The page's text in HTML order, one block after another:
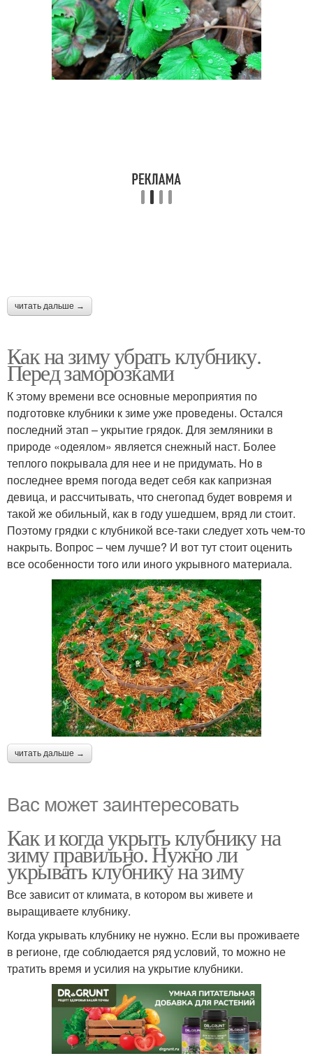
читать дальше →
Как на зиму убрать клубнику.
Перед заморозками
К этому времени все основные мероприятия по
подготовке клубники к зиме уже проведены. Остался
последний этап – укрытие грядок. Для земляники в
природе «одеялом» является снежный наст. Более
теплого покрывала для нее и не придумать. Но в
последнее время погода ведет себя как капризная
девица, и рассчитывать, что снегопад будет вовремя и
такой же обильный, как в году ушедшем, вряд ли стоит.
Поэтому грядки с клубникой все-таки следует хоть чем-то
накрыть. Вопрос – чем лучше? И вот тут стоит оценить
все особенности того или иного укрывного материала.
читать дальше →
Вас может заинтересовать
Как и когда укрыть клубнику на
зиму правильно. Нужно ли
укрывать клубнику на зиму
Все зависит от климата, в котором вы живете и
выращиваете клубнику.
Когда укрывать клубнику не нужно. Если вы проживаете
в регионе, где соблюдается ряд условий, то можно не
тратить время и усилия на укрытие клубники.